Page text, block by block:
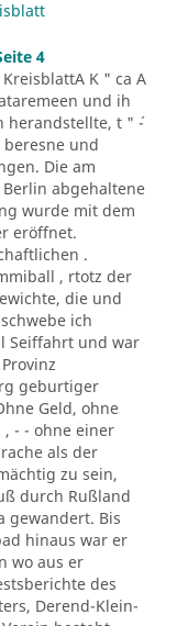
4
K " ca A
und ih
herandstellte, t " ´-
und
Die am
abgehaltene
wurde mit dem
eröffnet.
.
, rtotz der
die und
ich
Seiffahrt und war
geburtiger
Geld, ohne
- - ohne einer
als der
zu sein,
durch Rußland
gewandert. Bis
hinaus war er
wo aus er
des
Derend-Klein-